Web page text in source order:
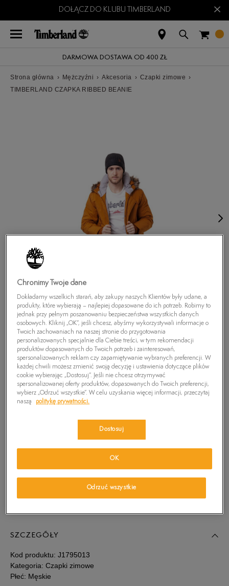
DOŁĄCZ DO KLUBU TIMBERLAND ×
DARMOWA DOSTAWA OD 400 ZŁ
Strona główna › Mężczyźni › Akcesoria › Czapki zimowe ›
TIMBERLAND CZAPKA RIBBED BEANIE
TIMBERLAND CZAPKA RIBBED BEANIE
PRODUKT NIEDOSTĘPNY
Wybierz swój rozmiar, a gdy będzie dostępny, otrzymasz od nas
M
SZCZEGÓŁY
Kod produktu: J1795013
Kategoria: Czapki zimowe
Płeć: Męskie
Chronimy Twoje dane
Dokładamy wszelkich starań, aby zakupy naszych Klientów były udane, a
produkty, które wybierają – najlepiej dopasowane do ich potrzeb. Robimy to
jednak przy pełnym poszanowaniu bezpieczeństwa wszystkich danych
osobowych. Kliknij „OK”, jeśli chcesz, abyśmy wykorzystywali informacje o
Twoich zachowaniach na naszej stronie do przygotowania
personalizowanych specjalnie dla Ciebie treści, w tym rekomendacji
produktów dopasowanych do Twoich potrzeb i zainteresowań,
spersonalizowanych reklam czy zapamiętywanie wybranych preferencji. W
każdej chwili możesz zmienić swoją decyzję i ustawienia dotyczące plików
cookie wybierając „Dostosuj”. Jeśli nie chcesz otrzymywać
spersonalizowanej oferty produktów, dopasowanych do Twoich preferencji,
wybierz „Odrzuć wszystkie”. W celu uzyskania więcej informacji, przeczytaj
naszą
politykę prywatności.
Dostosuj
Odrzuć wszystkie
OK